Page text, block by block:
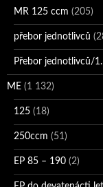
MR 125 ccm (205)
přebor jednotlivců
Přebor jednotlivců/1.
ME (1 132)
125 (18)
250ccm (51)
EP 85 – 190 (2)